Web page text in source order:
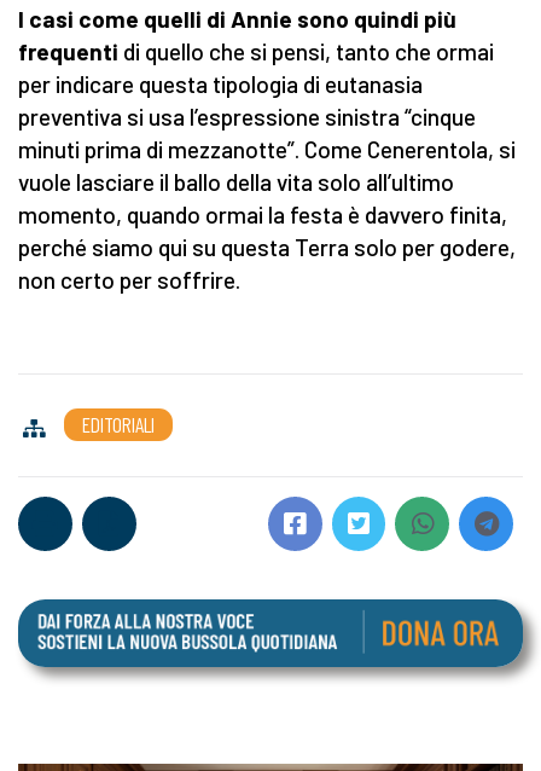
I casi come quelli di Annie sono quindi più
frequenti di quello che si pensi, tanto che ormai
per indicare questa tipologia di eutanasia
preventiva si usa l’espressione sinistra “cinque
minuti prima di mezzanotte”. Come Cenerentola, si
vuole lasciare il ballo della vita solo all’ultimo
momento, quando ormai la festa è davvero finita,
perché siamo qui su questa Terra solo per godere,
non certo per soffrire.
EDITORIALI